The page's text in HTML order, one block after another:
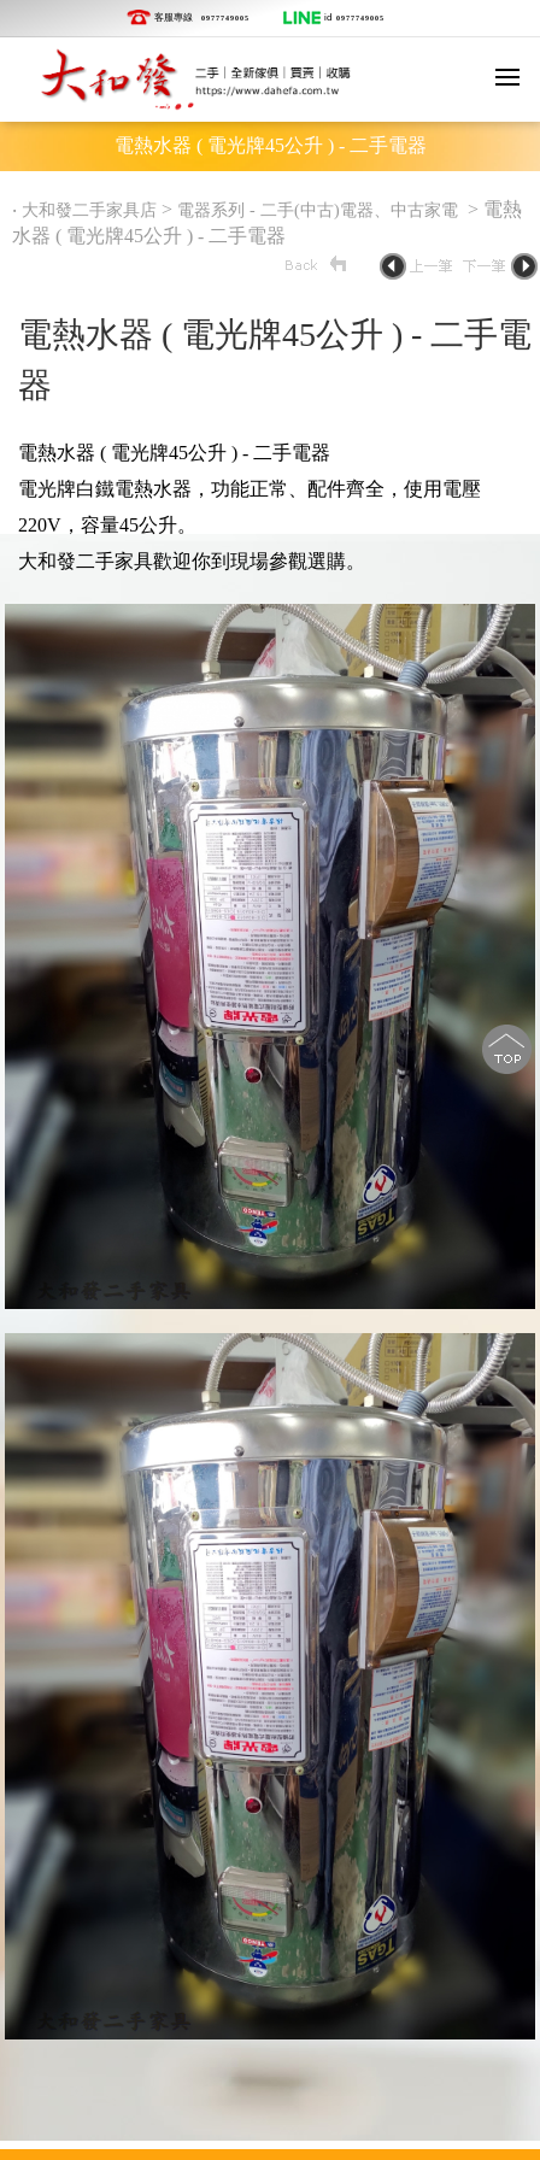
客服專線 0977749005 id 0977749005
電熱水器 ( 電光牌45公升 ) - 二手電器
‧ 大和發二手家具店 > 電器系列 - 二手(中古)電器、中古家電 > 電熱
水器 ( 電光牌45公升 ) - 二手電器
電熱水器 ( 電光牌45公升 ) - 二手電
器
電熱水器 ( 電光牌45公升 ) - 二手電器
電光牌白鐵電熱水器，功能正常、配件齊全，使用電壓
220V，容量45公升。
大和發二手家具歡迎你到現場參觀選購。